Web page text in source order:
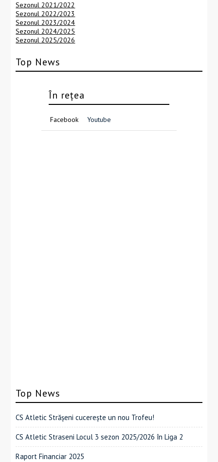
Sezonul 2021/2022
Sezonul 2022/2023
Sezonul 2023/2024
Sezonul 2024/2025
Sezonul 2025/2026
Top News
În rețea
Facebook Youtube
Top News
CS Atletic Strășeni cucerește un nou Trofeu!
CS Atletic Straseni Locul 3 sezon 2025/2026 în Liga 2
Raport Financiar 2025